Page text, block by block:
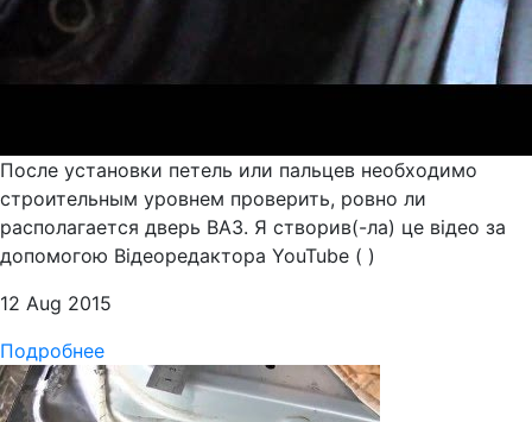
После установки петель или пальцев необходимо
строительным уровнем проверить, ровно ли
располагается дверь ВАЗ. Я створив(-ла) це відео за
допомогою Відеоредактора YouTube ( )
12 Aug 2015
Подробнее